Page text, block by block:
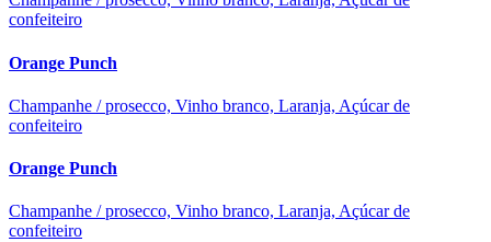
confeiteiro
Orange Punch
Champanhe / prosecco, Vinho branco, Laranja, Açúcar de
confeiteiro
Orange Punch
Champanhe / prosecco, Vinho branco, Laranja, Açúcar de
confeiteiro